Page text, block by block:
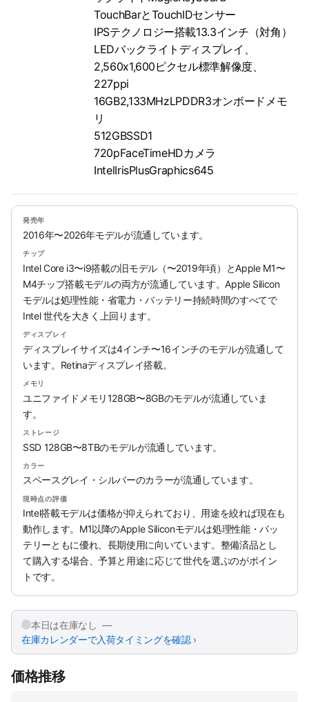
TouchBarとTouchIDセンサー
IPSテクノロジー搭載13.3インチ（対角）
LEDバックライトディスプレイ、
2,560x1,600ピクセル標準解像度、
227ppi
16GB2,133MHzLPDDR3オンボードメモ
リ
512GBSSD1
720pFaceTimeHDカメラ
IntelIrisPlusGraphics645
発売年
2016年〜2026年モデルが流通しています。
チップ
Intel Core i3〜i9搭載の旧モデル（〜2019年頃）とApple M1〜
M4チップ搭載モデルの両方が流通しています。Apple Silicon
モデルは処理性能・省電力・バッテリー持続時間のすべてで
Intel 世代を大きく上回ります。
ディスプレイ
ディスプレイサイズは4インチ〜16インチのモデルが流通して
います。Retinaディスプレイ搭載。
メモリ
ユニファイドメモリ128GB〜8GBのモデルが流通していま
す。
ストレージ
SSD 128GB〜8TBのモデルが流通しています。
カラー
スペースグレイ・シルバーのカラーが流通しています。
現時点の評価
Intel搭載モデルは価格が抑えられており、用途を絞れば現在も
動作します。M1以降のApple Siliconモデルは処理性能・バッ
テリーともに優れ、長期使用に向いています。整備済品とし
て購入する場合、予算と用途に応じて世代を選ぶのがポイン
トです。
本日は在庫なし —
在庫カレンダーで入荷タイミングを確認 ›
価格推移